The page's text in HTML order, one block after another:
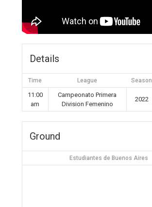
Details
Time League Season
11:00
am
Campeonato Primera
Division Femenino
2022
Ground
Estudiantes de Buenos Aires